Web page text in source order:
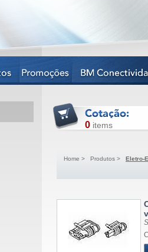
0 items
Home > Produtos > Eletro-